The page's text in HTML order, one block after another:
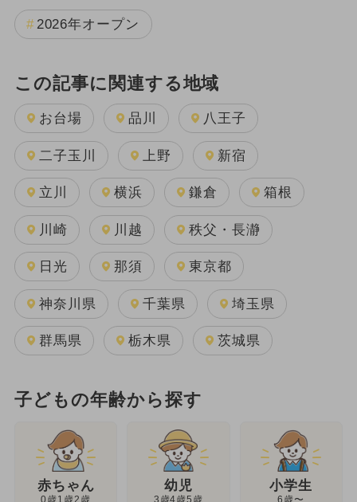
2026年オープン
この記事に関連する地域
お台場 品川 八王子
二子玉川 上野 新宿
立川 横浜 鎌倉 箱根
川崎 川越 秩父・長瀞
日光 那須 東京都
神奈川県 千葉県 埼玉県
群馬県 栃木県 茨城県
子どもの年齢から探す
赤ちゃん 幼児
3歳4歳5歳
小学生